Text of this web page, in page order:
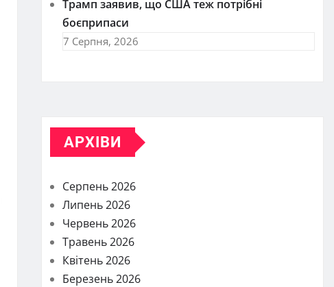
Трамп заявив, що США теж потрібні
боєприпаси
7 Серпня, 2026
АРХІВИ
Серпень 2026
Липень 2026
Червень 2026
Травень 2026
Квітень 2026
Березень 2026